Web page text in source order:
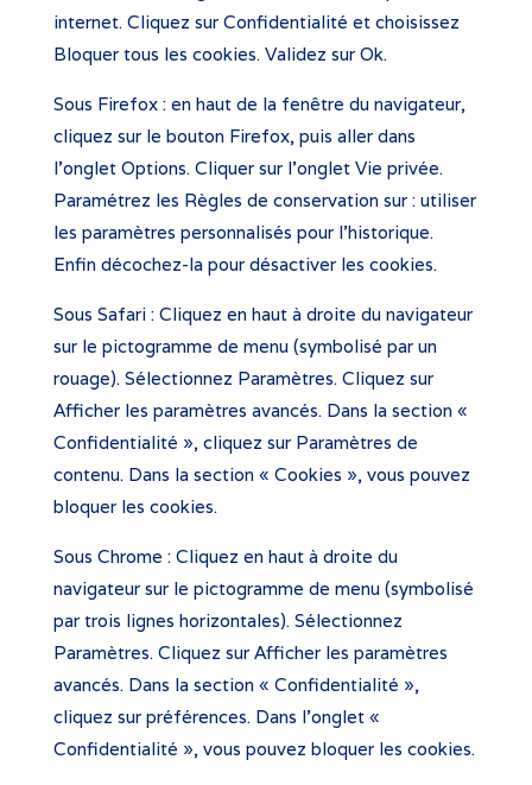
internet. Cliquez sur Confidentialité et choisissez
Bloquer tous les cookies. Validez sur Ok.
Sous Firefox : en haut de la fenêtre du navigateur,
cliquez sur le bouton Firefox, puis aller dans
l’onglet Options. Cliquer sur l’onglet Vie privée.
Paramétrez les Règles de conservation sur : utiliser
les paramètres personnalisés pour l’historique.
Enfin décochez-la pour désactiver les cookies.
Sous Safari : Cliquez en haut à droite du navigateur
sur le pictogramme de menu (symbolisé par un
rouage). Sélectionnez Paramètres. Cliquez sur
Afficher les paramètres avancés. Dans la section «
Confidentialité », cliquez sur Paramètres de
contenu. Dans la section « Cookies », vous pouvez
bloquer les cookies.
Sous Chrome : Cliquez en haut à droite du
navigateur sur le pictogramme de menu (symbolisé
par trois lignes horizontales). Sélectionnez
Paramètres. Cliquez sur Afficher les paramètres
avancés. Dans la section « Confidentialité »,
cliquez sur préférences. Dans l’onglet «
Confidentialité », vous pouvez bloquer les cookies.